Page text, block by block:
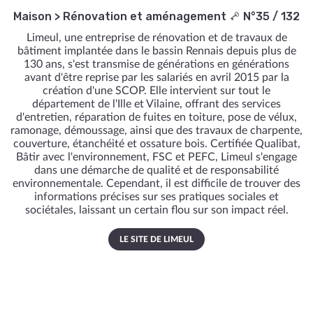
Maison > Rénovation et aménagement N°35 / 132
Limeul, une entreprise de rénovation et de travaux de
bâtiment implantée dans le bassin Rennais depuis plus de
130 ans, s'est transmise de générations en générations
avant d'être reprise par les salariés en avril 2015 par la
création d'une SCOP. Elle intervient sur tout le
département de l'Ille et Vilaine, offrant des services
d'entretien, réparation de fuites en toiture, pose de vélux,
ramonage, démoussage, ainsi que des travaux de charpente,
couverture, étanchéité et ossature bois. Certifiée Qualibat,
Bâtir avec l'environnement, FSC et PEFC, Limeul s'engage
dans une démarche de qualité et de responsabilité
environnementale. Cependant, il est difficile de trouver des
informations précises sur ses pratiques sociales et
sociétales, laissant un certain flou sur son impact réel.
LE SITE DE LIMEUL